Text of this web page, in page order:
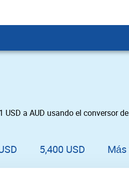
a AUD usando el conversor de
5,400 USD Más